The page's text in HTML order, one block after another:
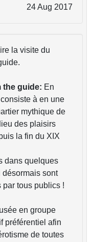
24 Aug 2017
la visite du
the guide: En
à en une
mythique de
des plaisirs
la fin du XIX
dans quelques
désormais sont
par tous publics !
en groupe
préférentiel afin
de toutes